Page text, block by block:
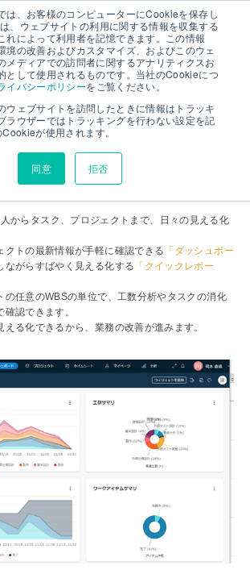
は、お客様のコンピューターにCookieを保存し
、ウェブサイトの利用に関する情報を収集する
れによって利用者を記憶できます。この情報
境の改善およびカスタマイズ、およびこのウェ
メディアでの訪問者に関するアナリティクスお
として使用されるものです。当社のCookieにつ
イバシーポリシーをご覧ください。
ウェブサイトを訪問したときに情報はトラッキ
ラウザーではトラッキングを行わない設定を記
が使用されます。
同意 拒否
すばやく見える化
クト情報を
。
化、今日から改善。
からタスク、プロジェクトまで、日々の見える化
クトの最新情報が手軽に確認できる 「ダッシュボー
ながらすばやく見える化する 「クイックレポー
の任意のWBSの単位で、工数分析やタスクの消化
認できます。
る化できるから、業務の改善が進みます。